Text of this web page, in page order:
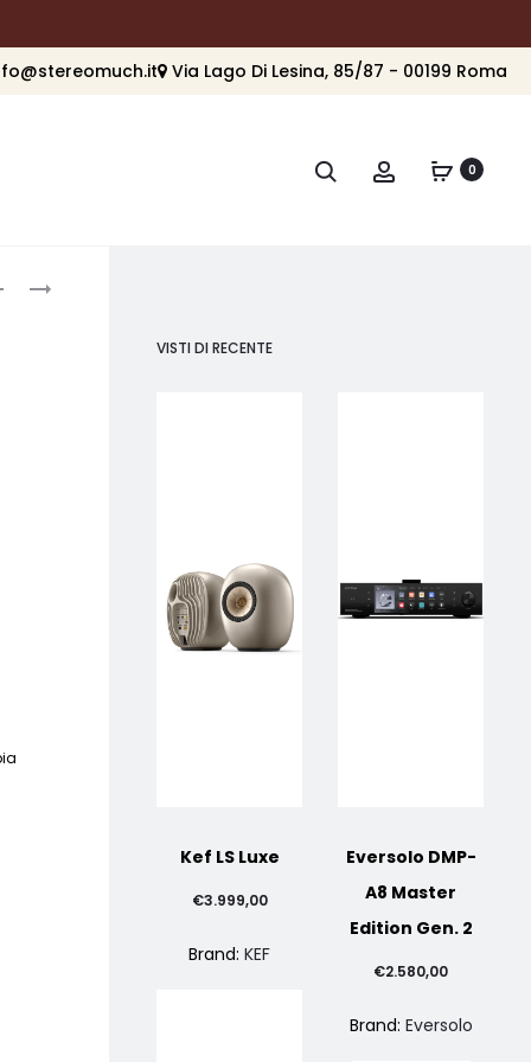
Via Lago Di Lesina, 85/87 - 00199 Roma
Cerca Account 0
VISTI DI RECENTE
Kef LS Luxe
€3.999,00
Brand:KEF
Eversolo DMP-
A8 Master
Edition Gen. 2
€2.580,00
Brand: Eversolo